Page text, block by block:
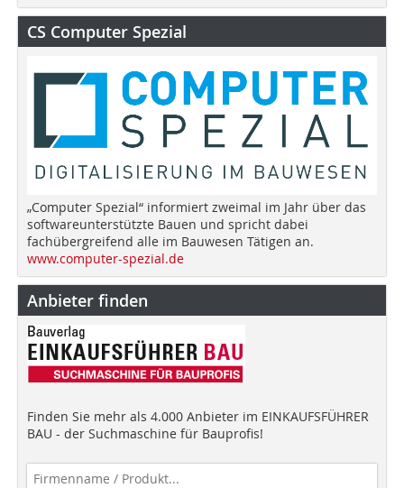
CS Computer Spezial
„Computer Spezial“ informiert zweimal im Jahr über das
softwareunterstützte Bauen und spricht dabei
fachübergreifend alle im Bauwesen Tätigen an.
www.computer-spezial.de
Anbieter finden
Finden Sie mehr als 4.000 Anbieter im EINKAUFSFÜHRER
BAU - der Suchmaschine für Bauprofis!